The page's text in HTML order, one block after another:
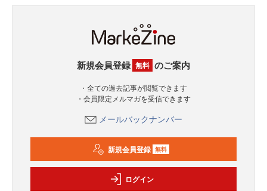
新規会員登録 無料 のご案内
・全ての過去記事が閲覧できます
・会員限定メルマガを受信できます
メールバックナンバー
新規会員登録 無料
ログイン